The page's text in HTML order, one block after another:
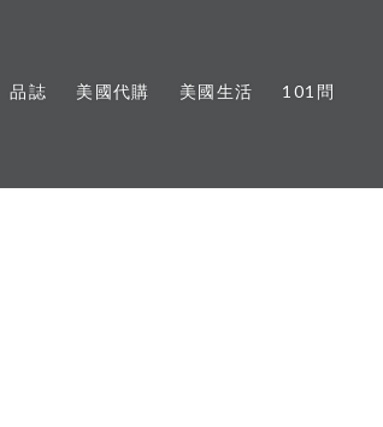
品誌 美國代購 美國生活 101問